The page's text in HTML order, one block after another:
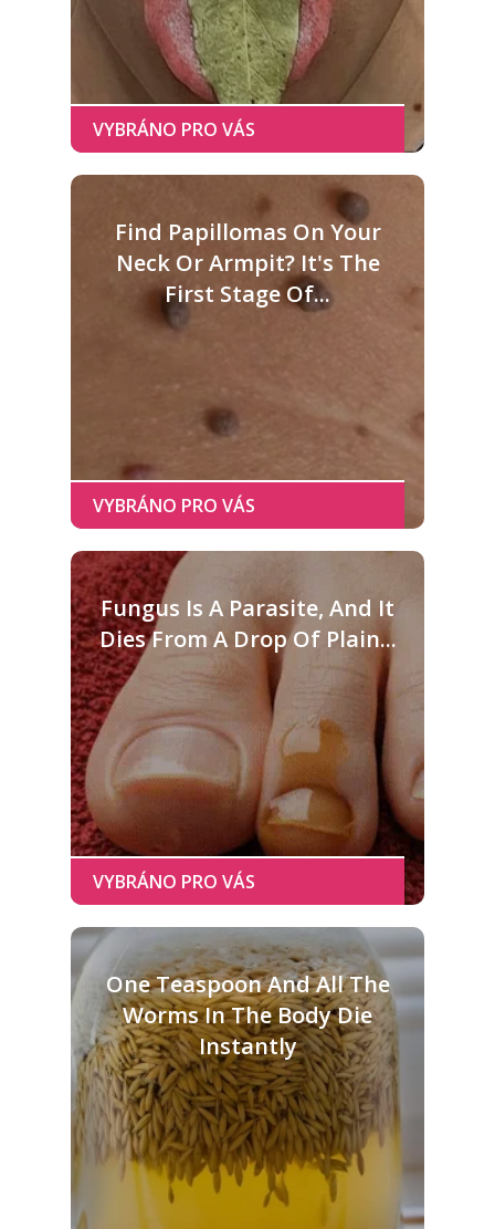
Find Papillomas On Your
Neck Or Armpit? It's The
First Stage Of...
Fungus Is A Parasite, And It
Dies From A Drop Of Plain...
One Teaspoon And All The
Worms In The Body Die
Instantly